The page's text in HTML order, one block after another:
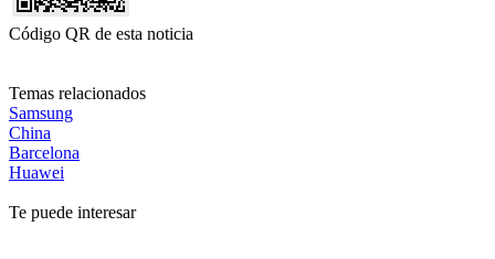
Código QR de esta noticia
Temas relacionados
Samsung
China
Barcelona
Huawei
Te puede interesar